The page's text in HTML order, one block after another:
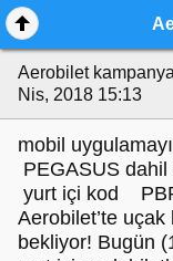
Aerobilet
Nis, 2018 15:13
mobil
PEGASUS dahil
yurt içi kod
Aerobilet’te
bekliyor! Bugün